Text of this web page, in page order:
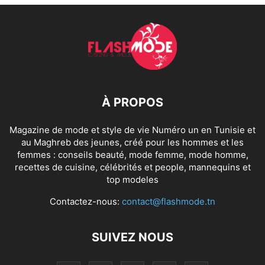
À PROPOS
Magazine de mode et style de vie Numéro un en Tunisie et
au Maghreb des jeunes, créé pour les hommes et les
femmes : conseils beauté, mode femme, mode homme,
recettes de cuisine, célébrités et people, mannequins et
top modeles
Contactez-nous: contact@flashmode.tn
SUIVEZ NOUS